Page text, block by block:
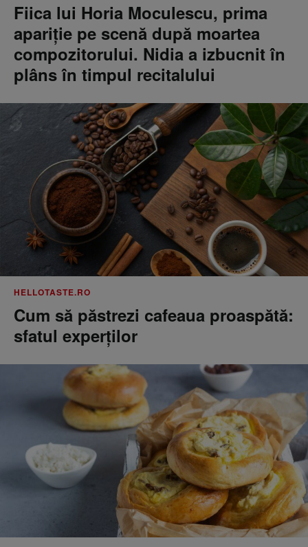
Fiica lui Horia Moculescu, prima
apariție pe scenă după moartea
compozitorului. Nidia a izbucnit în
plâns în timpul recitalului
HELLOTASTE.RO
Cum să păstrezi cafeaua proaspătă:
sfatul experților